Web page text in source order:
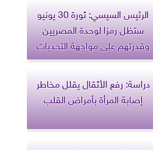
الرئيس السيسي: ثورة 30 يونيو
ستظل رمزا لوحدة المصريين
وقدرتهم على مواجهة التحديات
دراسة: رفع الأثقال يقلل مخاطر
إصابة المرأة بأمراض القلب